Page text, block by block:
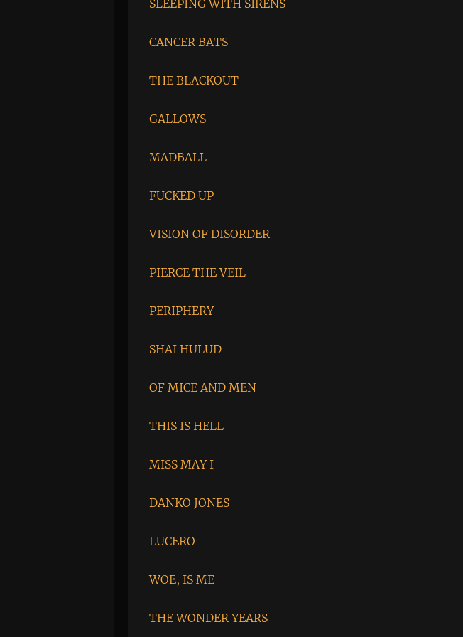
SLEEPING WITH SIRENS
CANCER BATS
THE BLACKOUT
GALLOWS
MADBALL
FUCKED UP
VISION OF DISORDER
PIERCE THE VEIL
PERIPHERY
SHAI HULUD
OF MICE AND MEN
THIS IS HELL
MISS MAY I
DANKO JONES
LUCERO
WOE, IS ME
THE WONDER YEARS